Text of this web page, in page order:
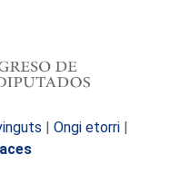
| Ongi etorri |